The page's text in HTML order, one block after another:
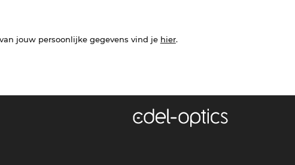
jouw persoonlijke gegevens vind je hier.